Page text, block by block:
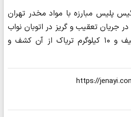
پلیس مبارزه با مواد مخدر تهران
جریان تعقیب و گریز در اتوبان نواب
یک دستگاه کامیون توقیف و ۱۰ کیلوگرم تریاک از آن کشف و